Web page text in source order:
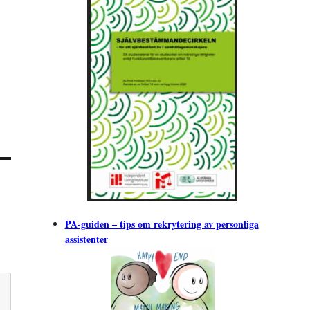
PA-guiden – tips om rekrytering av personliga
assistenter